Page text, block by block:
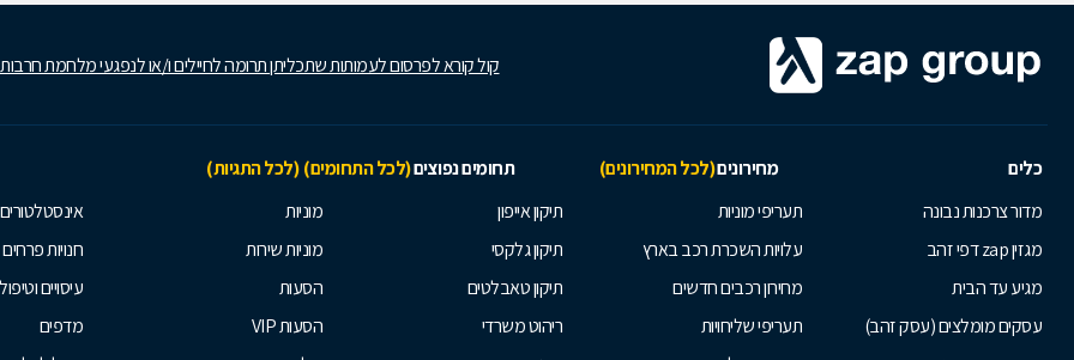
קול קורא לפרסום לעמותות שתכליתן תרומה לחיילים ו/או לנפגעי מלחמת
כלים מחירונים(לכל המחירונים) תחומים נפוצים(לכל התחומים) (לכל התגיות)
מדור צרכנות נבונה
מגזין zap דפי זהב
מגיע עד הבית
עסקים מומלצים (עסק זהב)
תעריפי מוניות
עלויות השכרת רכב בארץ
מחירון רכבים חדשים
תעריפי שליחויות
תיקון אייפון
תיקון גלקסי
תיקון טאבלטים
ריהוט משרדי
מוניות
מוניות שירות
הסעות
הסעות VIP
אינסטלטורים
חנויות פרחים
עיסויים
מדפים